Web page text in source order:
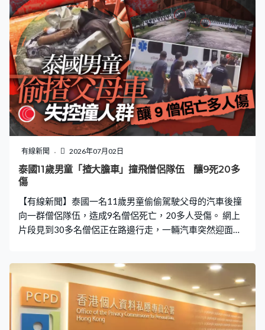
產子後威迫她們放棄嬰孩撫養權，送給其他家庭領養，造
成無數痛苦骨肉分離，承受永久心理創傷。 英國國會的人
權聯合委員會2022年發表報告，估計1949年至1976年期
間，英格蘭及威爾斯約有18萬5千名未婚懷孕媽媽被迫放
棄嬰孩撫養權。報告指政府責無旁貸，建議正式道歉，但
當時的保守黨政府拒絕作出官方道歉。過去多年來受害者
一直爭取政府道歉及賠償，直至工黨政府上台，重新審視
相關訴求。 即將卸任的首相施紀賢最終代表政府在國會作
出正式道歉，「這是我們歷史上的污點，許多母親，當中
不少都是年輕、脆弱而且缺乏支持，在脅迫、霸凌或被誤
導下，被迫相信自己別無選擇，只能目送孩子被帶走，我
對每一位受影響的人表達我們深感抱歉。」 政府承諾未來
3年撥款4百萬英鎊，折合逾3,100萬港元，向受害人提供
錄，但就不會向受害
有線新聞 2026年07月02日
泰國11歲男童「揸大膽車」撞飛僧侶隊伍 釀9死20多
傷
【有線新聞】泰國一名11歲男童偷偷駕駛父母的汽車後撞
向一群僧侶隊伍，造成9名僧侶死亡，20多人受傷。 網上
片段見到30多名僧侶正在路邊行走，一輛汽車突然迎面衝
漢府，據報男童是特殊兒童，偷車後懷疑失控撞向僧侶，
由於他受驚過度未能清楚講述事發經過。警方已傳召他的
父母問話，會調查男童如何取得車輛，之後才決定下一步
法律行動。